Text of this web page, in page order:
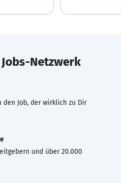
Jobs-Netzwerk
den Job, der wirklich zu Dir
und über 20.000